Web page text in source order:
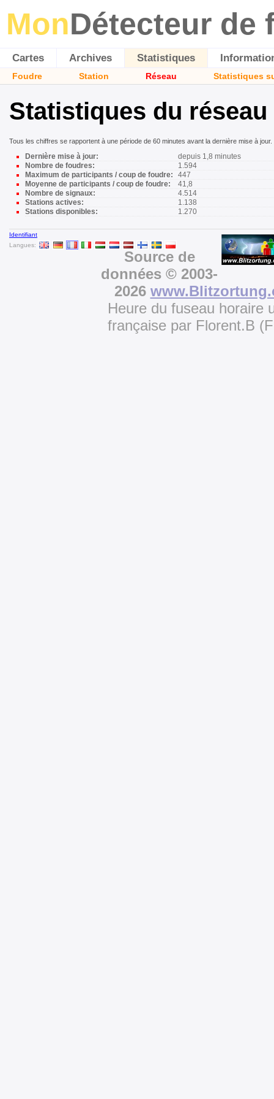
MonDétecteur de
Cartes Archives Statistiques
Foudre Station Réseau Statistiques
Statistiques du
Tous les chiffres se rapportent à une période de 60 minutes avant la dernière mise à jour.
Dernière mise à jour:
depuis 1,8 minutes
Nombre de foudres:
1.594
Maximum de participants / coup de foudre:
447
Moyenne de participants / coup de foudre:
41,8
Nombre de signaux:
4.514
Stations actives:
1.138
Stations disponibles:
1.270
Identifiant
Langues:
Source de
données © 2003-
2026
Heure du fuseau horaire
française par Florent.B